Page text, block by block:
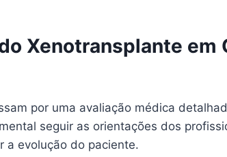
Xenotransplante em
por uma avaliação médica
seguir as orientações dos
a evolução do paciente.